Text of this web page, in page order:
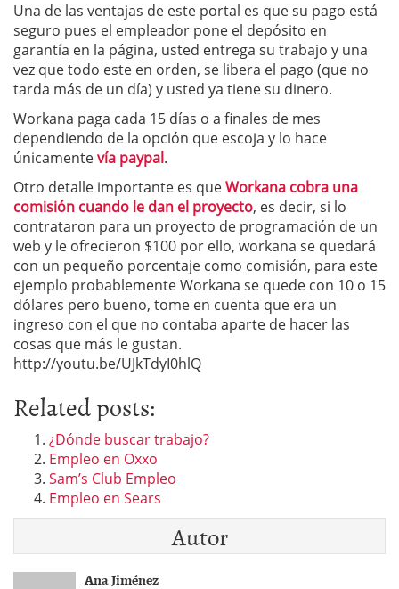
Una de las ventajas de este portal es que su pago está
seguro pues el empleador pone el depósito en
garantía en la página, usted entrega su trabajo y una
vez que todo este en orden, se libera el pago (que no
tarda más de un día) y usted ya tiene su dinero.
Workana paga cada 15 días o a finales de mes
dependiendo de la opción que escoja y lo hace
únicamentevía paypal.
Otro detalle importante es queWorkana cobra una
comisión cuando le dan el proyecto, es decir, si lo
contrataron para un proyecto de programación de un
web y le ofrecieron $100 por ello, workana se quedará
con un pequeño porcentaje como comisión, para este
ejemplo probablemente Workana se quede con 10 o 15
dólares pero bueno, tome en cuenta que era un
ingreso con el que no contaba aparte de hacer las
cosas que más le gustan.
http://youtu.be/UJkTdyI0hlQ
Related posts:
¿Dónde buscar trabajo?
Empleo en Oxxo
Sam’s Club Empleo
Empleo en Sears
Autor
Ana Jiménez